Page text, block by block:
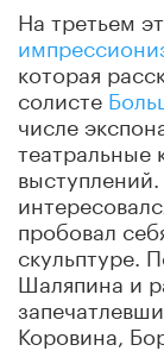
На третьем
которая
солисте
числе
театральные
пробовал
скульптуре.
Шаляпина и
Коровина,